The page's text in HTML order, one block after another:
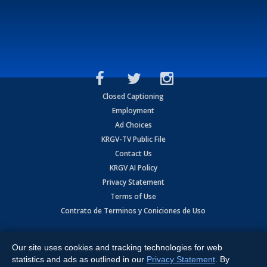
Closed Captioning
Employment
Ad Choices
KRGV-TV Public File
Contact Us
KRGV AI Policy
Privacy Statement
Terms of Use
Contrato de Terminos y Coniciones de Uso
Expressway, Weslaco, TX 78596.
All Rights Reserved. Powered by:Ruby Shore Software
Our site uses cookies and tracking technologies for web
statistics and ads as outlined in our Privacy Statement . By